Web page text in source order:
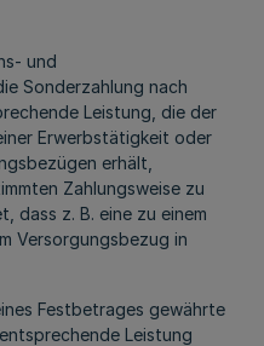
und
Sonderzahlung nach
Leistung, die der
Erwerbstätigkeit oder
erhält,
Zahlungsweise zu
dass z. B. eine zu einem
Versorgungsbezug in
Festbetrages gewährte
Leistung